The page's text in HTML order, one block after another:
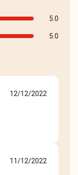
5.0
5.0
12/12/2022
11/12/2022